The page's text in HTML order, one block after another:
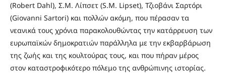
(Robert Dahl), Σ.Μ. Λίπσετ (S.M. Lipset), Τζιοβάνι Σαρτόρι
(Giovanni Sartori) και πολλών ακόμη, που πέρασαν τα
νεανικά τους χρόνια παρακολουθώντας την κατάρρευση των
ευρωπαϊκών δημοκρατιών παράλληλα με την εκβαρβάρωση
της ζωής και της κουλτούρας τους, και που πήραν μέρος
στον καταστροφικότερο πόλεμο της ανθρώπινης ιστορίας.